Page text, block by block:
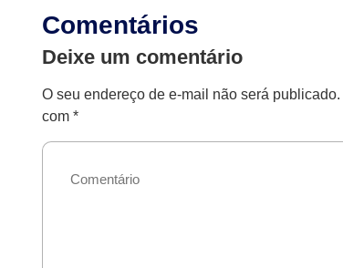
Comentários
Deixe um comentário
O seu endereço de e-mail não será publicado.
com*